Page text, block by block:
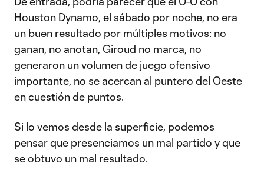
Houston Dynamo, el sábado por noche, no era
un buen resultado por múltiples motivos: no
ganan, no anotan, Giroud no marca, no
generaron un volumen de juego ofensivo
importante, no se acercan al puntero del Oeste
en cuestión de puntos.
Si lo vemos desde la superficie, podemos
pensar que presenciamos un mal partido y que
se obtuvo un mal resultado.